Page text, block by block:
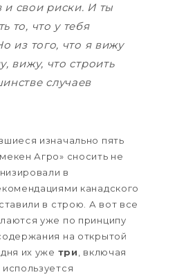
и свои риски. И ты
то, что у тебя
из того, что я вижу
вижу, что строить
случаев
изначально пять
Агро» сносить не
в
канадского
в строю. А вот все
уже по принципу
на открытой
их уже три
, включая